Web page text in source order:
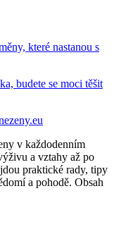
které nastanou s
budete se moci těšit
v každodenním
a vztahy až po
praktické rady, tipy
a pohodě. Obsah